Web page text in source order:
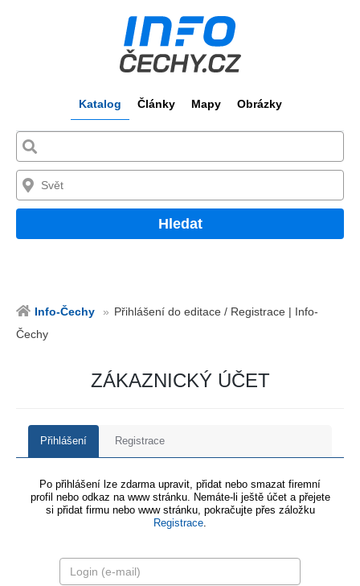
Katalog Články Mapy Obrázky
Hledat
Info-Čechy
Přihlášení do editace / Registrace | Info-
Čechy
ZÁKAZNICKÝ ÚČET
Přihlášení Registrace
Po přihlášení lze zdarma upravit, přidat nebo smazat firemní
profil nebo odkaz na www stránku. Nemáte-li ještě účet a přejete
si přidat firmu nebo www stránku, pokračujte přes záložku
Registrace.